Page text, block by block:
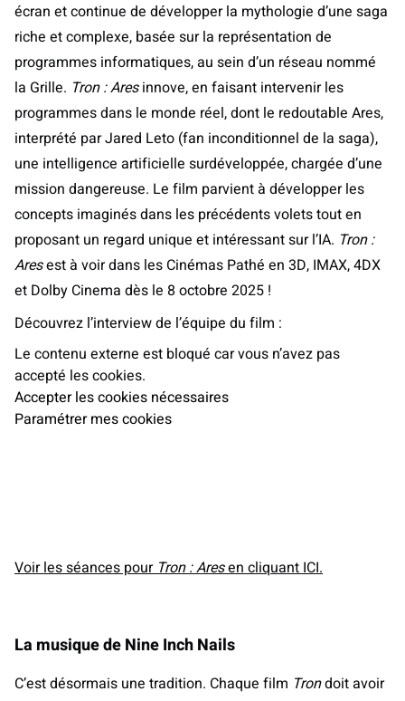
écran et continue de développer la mythologie d’une saga
riche et complexe, basée sur la représentation de
programmes informatiques, au sein d’un réseau nommé
la Grille. Tron : Aresinnove, en faisant intervenir les
programmes dans le monde réel, dont le redoutable Ares,
interprété par Jared Leto (fan inconditionnel de la saga),
une intelligence artificielle surdéveloppée, chargée d’une
mission dangereuse. Le film parvient à développer les
concepts imaginés dans les précédents volets tout en
proposant un regard unique et intéressant sur l’IA. Tron :
Aresest à voir dans les Cinémas Pathé en 3D, IMAX, 4DX
et Dolby Cinema dès le 8 octobre 2025 !
Découvrez l’interview de l’équipe du film :
Le contenu externe est bloqué car vous n’avez pas
accepté les cookies.
Accepter les cookies nécessaires
Paramétrer mes cookies
Voir les séances pourTron : Aresen cliquant ICI.
La musique de Nine Inch Nails
C’est désormais une tradition. Chaque film Trondoit avoir